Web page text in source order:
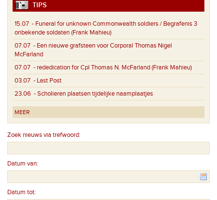
TIPS
15.07 - Funeral for unknown Commonwealth soldiers / Begrafenis 3
onbekende soldaten (Frank Mahieu)
07.07 - Een nieuwe grafsteen voor Corporal Thomas Nigel
McFarland
07.07 - rededication for Cpl Thomas N. McFarland (Frank Mahieu)
03.07 - Last Post
23.06 - Scholieren plaatsen tijdelijke naamplaatjes
MEER
Zoek nieuws via trefwoord:
Datum van:
Datum tot: